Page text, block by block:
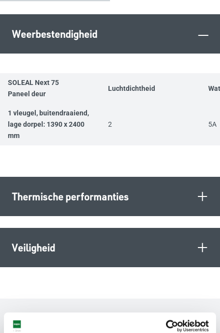
Weerbestendigheid –
SOLEAL Next 75
Paneel deur
Luchtdichtheid
1 vleugel, buitendraaiend,
lage dorpel: 1390 x 2400
mm
2 5A
Thermische performanties +
Veiligheid +
Labels & certificaten